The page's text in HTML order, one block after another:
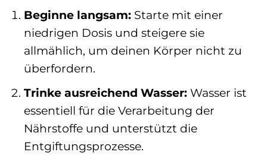
Beginne langsam:Starte mit einer
niedrigen Dosis und steigere sie
allmählich, um deinen Körper nicht zu
überfordern.
Trinke ausreichend Wasser:Wasser ist
essentiell für die Verarbeitung der
Nährstoffe und unterstützt die
Entgiftungsprozesse.